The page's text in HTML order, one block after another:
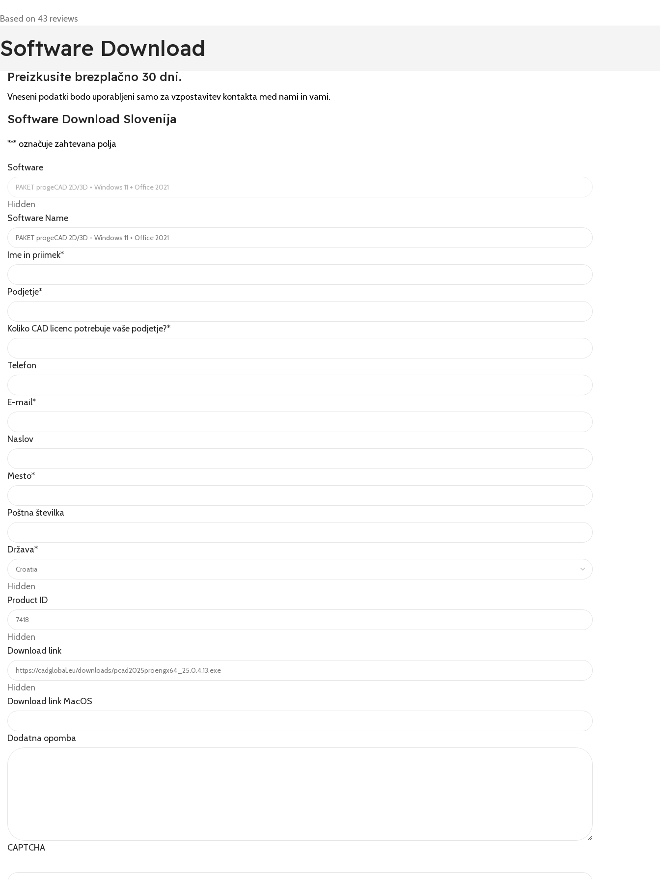
Based on 43 reviews
Software Download
Preizkusite brezplačno 30 dni.
Vneseni podatki bodo uporabljeni samo za vzpostavitev kontakta med nami in vami.
Software Download Slovenija
"*" označuje zahtevana polja
Software
Hidden
Software Name
Ime in priimek*
Podjetje*
Koliko CAD licenc potrebuje vaše podjetje?*
Telefon
E-mail*
Naslov
Mesto*
Poštna številka
Država*
Hidden
Product ID
Hidden
Download link
Hidden
Download link MacOS
Dodatna opomba
CAPTCHA